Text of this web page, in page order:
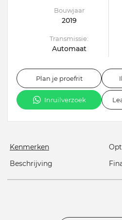
Bouwjaar
2019
Transmissie:
Automaat
Plan je proefrit
Inruilverzoek
Kenmerken
Beschrijving